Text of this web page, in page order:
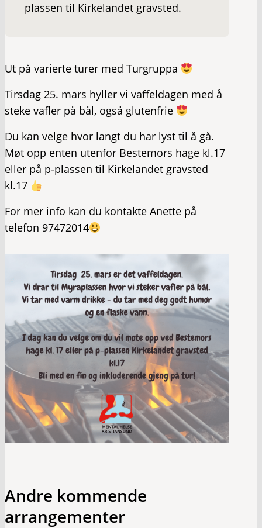
plassen til Kirkelandet gravsted.
Ut på varierte turer med Turgruppa
Tirsdag 25. mars hyller vi vaffeldagen med å
steke vafler på bål, også glutenfrie
Du kan velge hvor langt du har lyst til å gå.
Møt opp enten utenfor Bestemors hage kl.17
eller på p-plassen til Kirkelandet gravsted
kl.17
For mer info kan du kontakte Anette på
telefon 97472014
Andre kommende
arrangementer